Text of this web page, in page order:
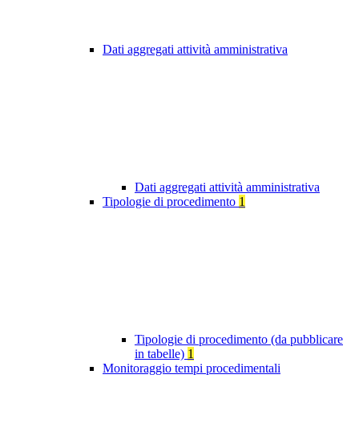
Dati aggregati attività amministrativa
Dati aggregati attività amministrativa
Tipologie di procedimento 1
Tipologie di procedimento (da pubblicare
in tabelle) 1
Monitoraggio tempi procedimentali